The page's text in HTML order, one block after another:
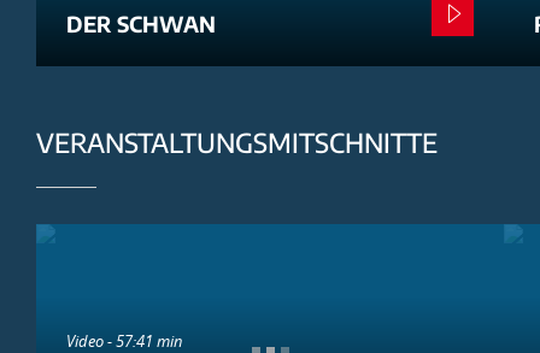
DER SCHWAN
VERANSTALTUNGSMITSCHNITTE
Video - 57:41 min